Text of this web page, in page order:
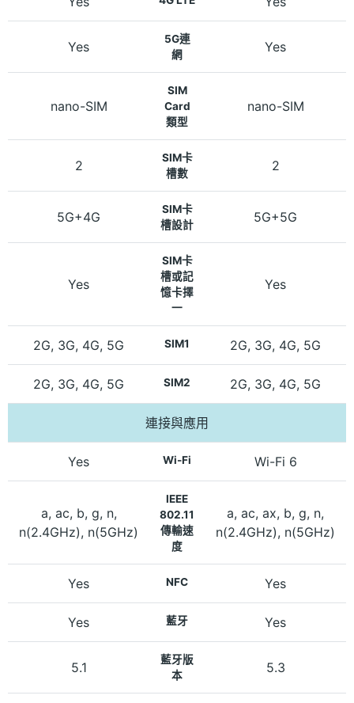
Yes
5G連
網
Yes
nano-SIM
SIM
Card
類型
nano-SIM
2
SIM卡
槽數
2
5G+4G
SIM卡
槽設計
5G+5G
Yes
SIM卡
槽或記
憶卡擇
一
Yes
2G, 3G, 4G, 5G SIM1 2G, 3G, 4G, 5G
2G, 3G, 4G, 5G SIM2 2G, 3G, 4G, 5G
連接與應用
Yes Wi-Fi Wi-Fi 6
a, ac, b, g, n,
n(2.4GHz), n(5GHz)
IEEE
802.11
傳輸速
度
a, ac, ax, b, g, n,
n(2.4GHz), n(5GHz)
Yes NFC Yes
Yes 藍牙 Yes
5.1
藍牙版
本
5.3